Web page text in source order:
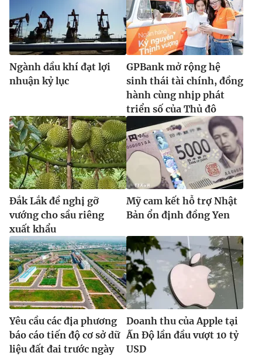
Ngành dầu khí đạt lợi
nhuận kỷ lục
GPBank mở rộng hệ
sinh thái tài chính, đồng
hành cùng nhịp phát
triển số của Thủ đô
Đắk Lắk đề nghị gỡ
vướng cho sầu riêng
xuất khẩu
Mỹ cam kết hỗ trợ Nhật
Bản ổn định đồng Yen
Yêu cầu các địa phương
báo cáo tiến độ cơ sở dữ
liệu đất đai trước ngày
Doanh thu của Apple tại
Ấn Độ lần đầu vượt 10 tỷ
USD